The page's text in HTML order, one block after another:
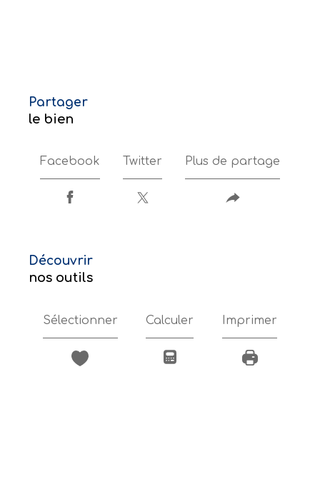
partager
le bien
Facebook Twitter Plus de partage
découvrir
nos outils
Sélectionner Calculer Imprimer